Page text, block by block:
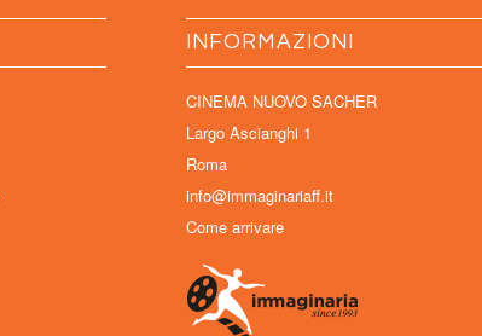
INFORMAZIONI
CINEMA NUOVO SACHER
Largo Ascianghi 1
Roma
info@immaginariaff.it
Come arrivare